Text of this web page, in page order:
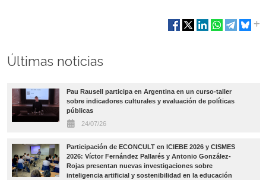
Últimas noticias
Pau Rausell participa en Argentina en un curso-taller
sobre indicadores culturales y evaluación de políticas
públicas
24/07/26
Participación de ECONCULT en ICIEBE 2026 y CISMES
2026: Víctor Fernández Pallarés y Antonio González-
Rojas presentan nuevas investigaciones sobre
inteligencia artificial y sostenibilidad en la educación